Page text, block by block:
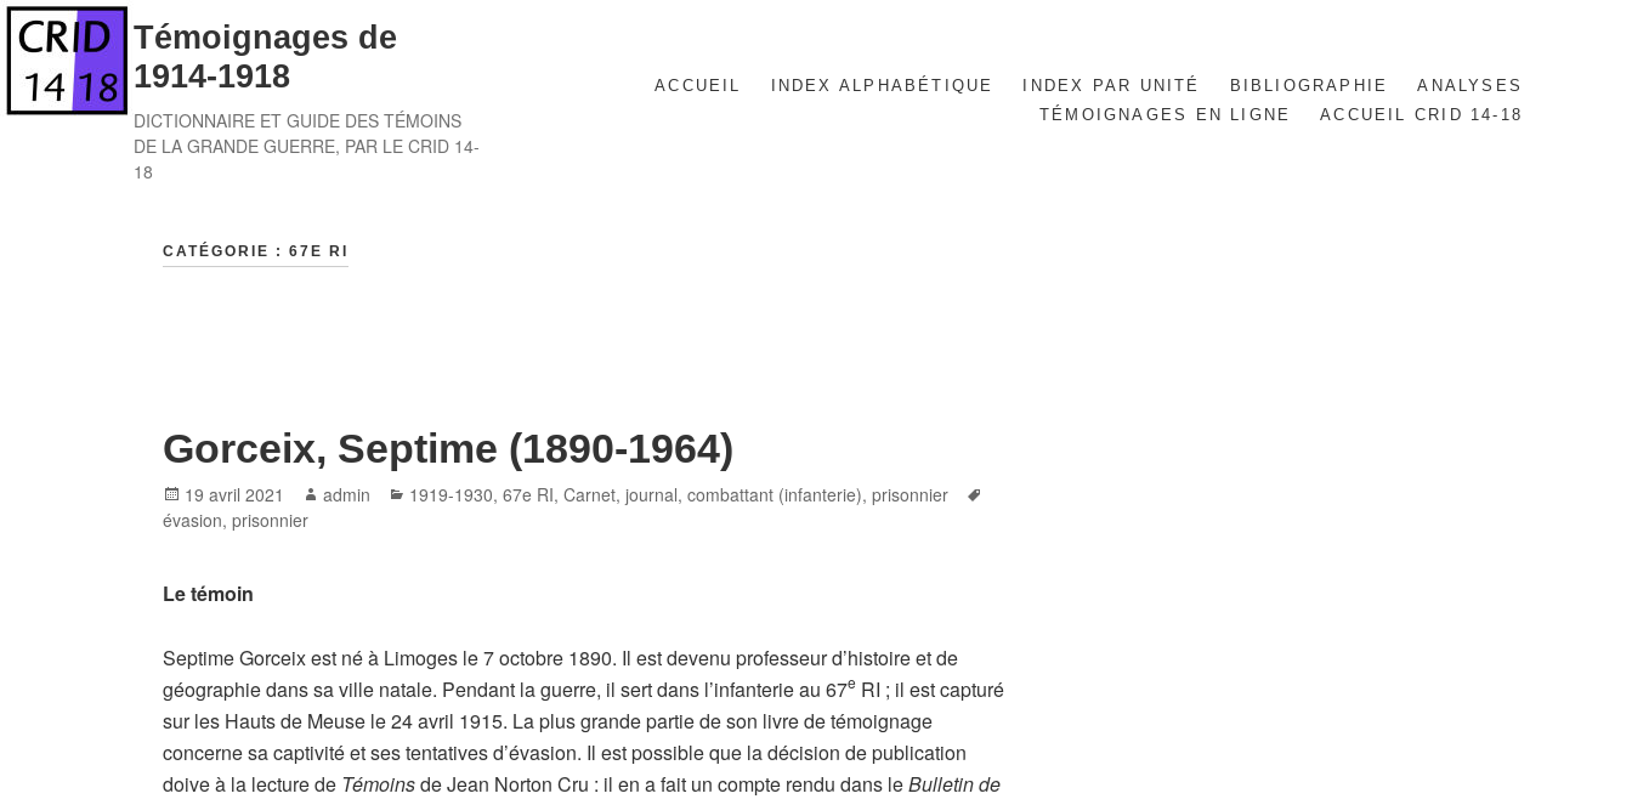
Skip
content
Témoignages de
1914-1918
DICTIONNAIRE ET GUIDE DES TÉMOINS
DE LA GRANDE GUERRE, PAR LE CRID 14-
18
ACCUEIL INDEX ALPHABÉTIQUE INDEX PAR UNITÉ BIBLIOGRAPHIE
ANALYSES
TÉMOIGNAGES EN LIGNE
ACCUEIL CRID 14-18
CATÉGORIE :67E RI
Gorceix, Septime (1890-1964)
Posted
on
19 avril 2021 Author
admin Categories
1919-1930,67e RI,Carnet, journal,combattant (infanterie),prisonnier
évasion,prisonnier
Le témoin
Septime Gorceix est né à Limoges le 7 octobre 1890. Il est devenu professeur d’histoire et de
géographie dans sa ville natale. Pendant la guerre, il sert dans l’infanterie au 67e RI ; il est capturé
sur les Hauts de Meuse le 24 avril 1915. La plus grande partie de son livre de témoignage
concerne sa captivité et ses tentatives d’évasion. Il est possible que la décision de publication
doive à la lecture de Témoinsde Jean Norton Cru : il en a fait un compte rendu dans leBulletin de